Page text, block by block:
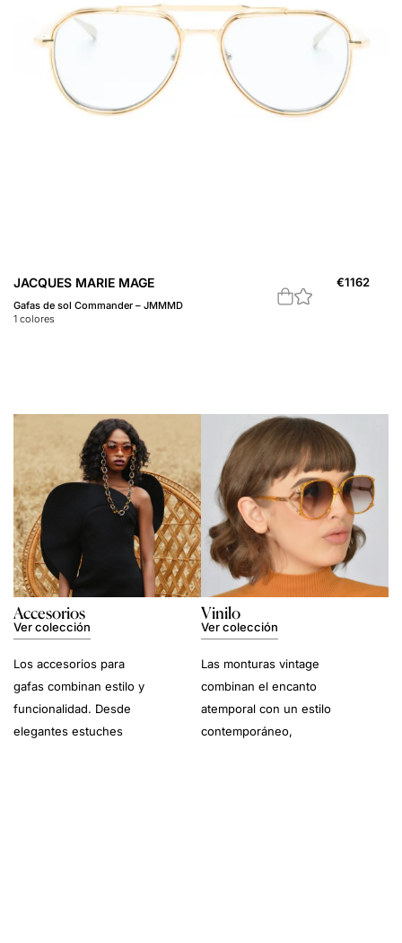
JACQUES MARIE MAGE
Gafas de sol Commander – JMMMD
1 colores
€1162
Accesorios
Ver colección
Los accesorios para
gafas combinan estilo y
funcionalidad. Desde
elegantes estuches
Vinilo
Ver colección
Las monturas vintage
combinan el encanto
atemporal con un estilo
contemporáneo,